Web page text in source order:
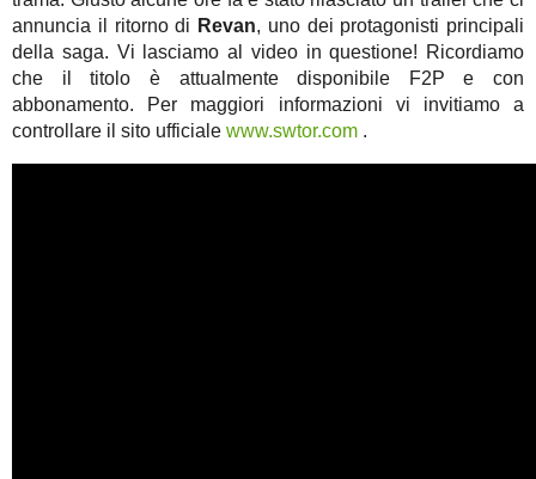
annuncia il ritorno di Revan, uno dei protagonisti principali
della saga. Vi lasciamo al video in questione! Ricordiamo
che il titolo è attualmente disponibile F2P e con
abbonamento. Per maggiori informazioni vi invitiamo a
controllare il sito ufficiale www.swtor.com .